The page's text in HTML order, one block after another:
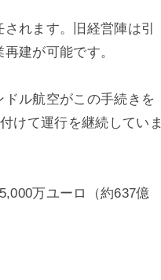
れます。旧経営陣は引
建が可能です。
ル航空がこの手続きを
けて運行を継続していま
万ユーロ（約637億